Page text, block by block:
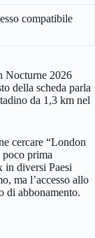
compatibile
Nocturne 2026
della scheda parla
da 1,3 km nel
cercare “London
prima
in diversi Paesi
ma l’accesso allo
di abbonamento.